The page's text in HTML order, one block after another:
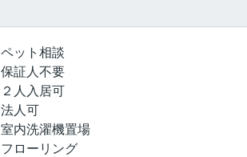
ペット相談
保証人不要
２人入居可
法人可
室内洗濯機置場
フローリング